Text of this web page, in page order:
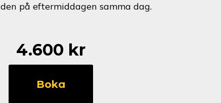
den på eftermiddagen samma dag.
4.600 kr
Honda
mängd
Boka